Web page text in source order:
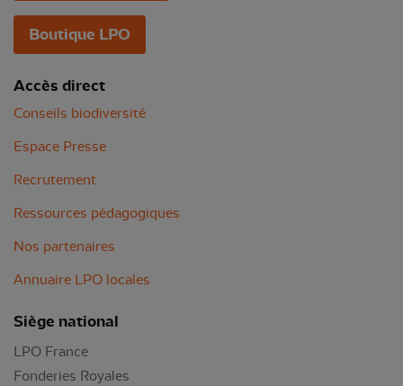
Boutique LPO
Accès direct
Conseils biodiversité
Espace Presse
Recrutement
Ressources pédagogiques
Nos partenaires
Annuaire LPO locales
Siège national
LPO France
Fonderies Royales